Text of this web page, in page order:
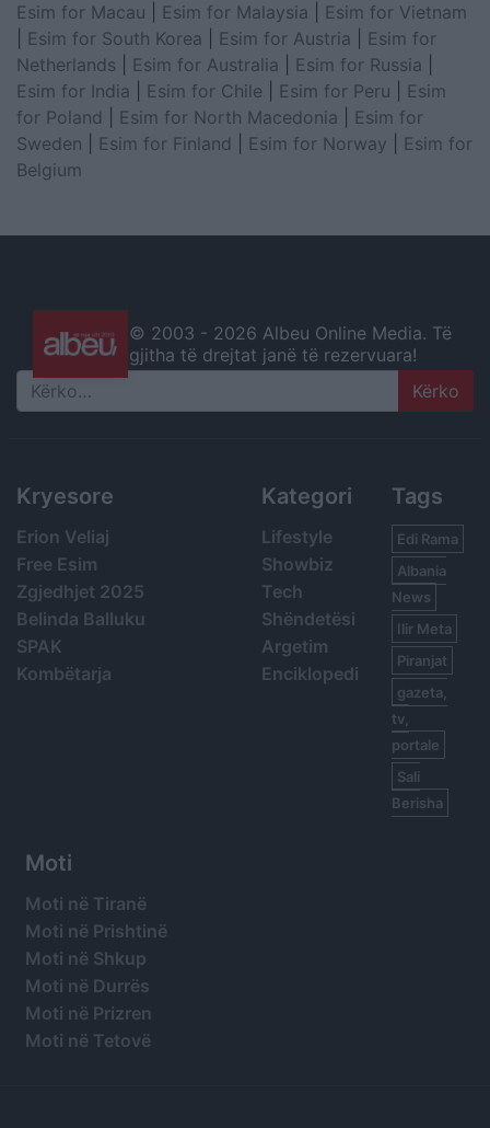
Esim for Macau
Esim for Malaysia
Esim for Vietnam
Esim for South Korea Esim for Austria
Esim for
Netherlands
Esim for Australia Esim for Russia
Esim for India
Esim for Chile Esim for Peru
Esim
for Poland
Esim for North Macedonia
Esim for
Sweden
Esim for Finland Esim for Norway
Esim for
Belgium
© 2003 - 2026 Albeu Online Media. Të
gjitha të drejtat janë të rezervuara!
Search
Kryesore
Erion Veliaj
Free Esim
Zgjedhjet 2025
Belinda Balluku
SPAK
Kombëtarja
Kategori
Lifestyle
Showbiz
Tech
Shëndetësi
Argetim
Enciklopedi
Tags
Edi Rama
Albania
News
Ilir Meta
Piranjat
gazeta,
tv,
portale
Sali
Berisha
Moti
Moti në Tiranë
Moti në Prishtinë
Moti në Shkup
Moti në Durrës
Moti në Prizren
Moti në Tetovë